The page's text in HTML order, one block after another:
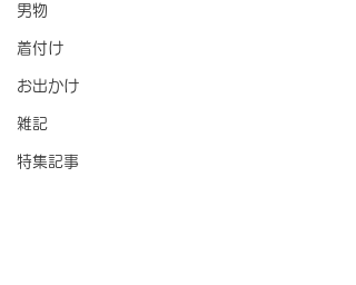
男物
着付け
お出かけ
雑記
特集記事